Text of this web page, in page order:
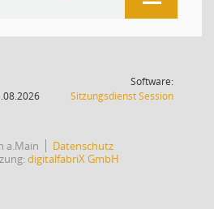
Software:
SitzungsdienstSession(Wird in
a.Main
Datenschutz
digitalfabriX GmbH